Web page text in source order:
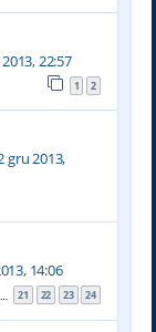
22:57
1 2
gru 2013,
14:06
… 21 22 23 24